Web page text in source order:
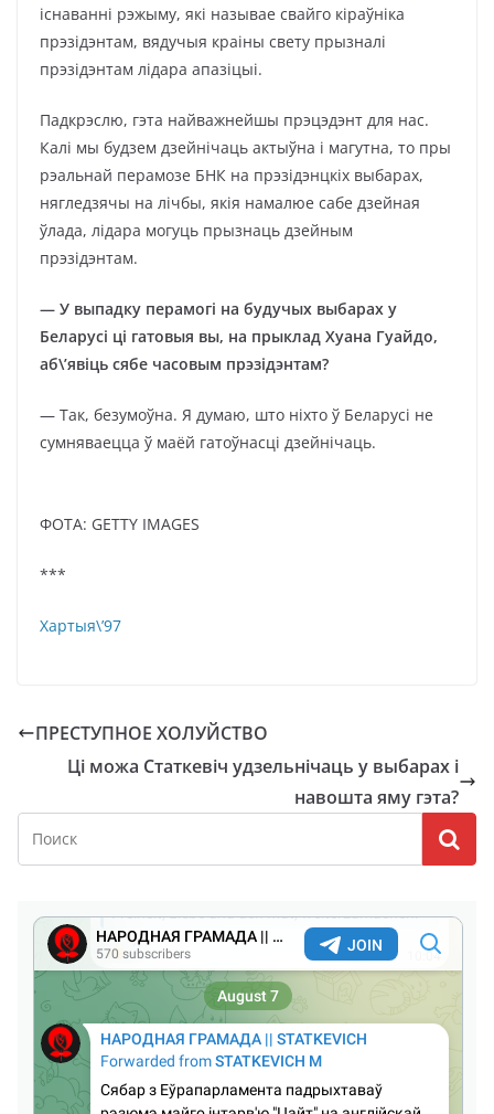
існаванні рэжыму, які называе свайго кіраўніка
прэзідэнтам, вядучыя краіны свету прызналі
прэзідэнтам лідара апазіцыі.
Падкрэслю, гэта найважнейшы прэцэдэнт для нас.
Калі мы будзем дзейнічаць актыўна і магутна, то пры
рэальнай перамозе БНК на прэзідэнцкіх выбарах,
нягледзячы на лічбы, якія намалюе сабе дзейная
ўлада, лідара могуць прызнаць дзейным
прэзідэнтам.
— У выпадку перамогі на будучых выбарах у
Беларусі ці гатовыя вы, на прыклад Хуана Гуайдо,
аб\’явіць сябе часовым прэзідэнтам?
— Так, безумоўна. Я думаю, што ніхто ў Беларусі не
сумняваецца ў маёй гатоўнасці дзейнічаць.
ФОТA: GETTY IMAGES
***
Хартыя\’97
ПРЕСТУПНОЕ ХОЛУЙСТВО
Ці можа Статкевіч удзельнічаць у выбарах і
навошта яму гэта?